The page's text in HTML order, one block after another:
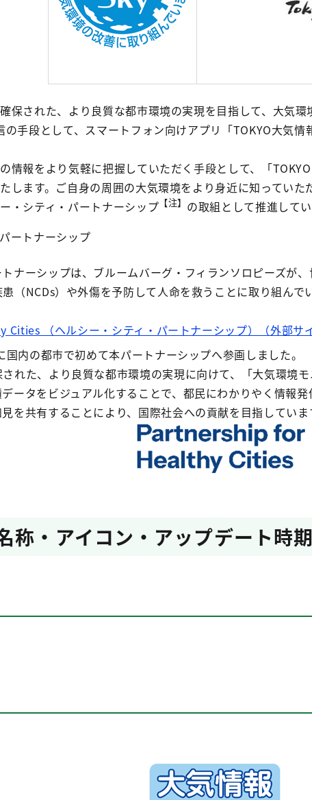
保された、より良質な都市環境の実現を目指して、大気
手段として、スマートフォン向けアプリ「TOKYO大気
情報をより気軽に把握していただく手段として、「
します。ご自身の周囲の大気環境をより身近に知ってい
・シティ・パートナーシップ 【注】 の取組として推進して
ートナーシップ
ナーシップは、ブルームバーグ・フィランソロピーズが
（NCDs）や外傷を予防して人命を救うことに取り組ん
（ヘルシー・シティ・パートナーシップ）（外部サ
内の都市で初めて本パートナーシップへ参画しました。
れた、より良質な都市環境の実現に向けて、「大気環境
ータをビジュアル化することで、都民にわかりやく情報
を共有することにより、国際社会への貢献を目指していま
・アイコン・アップデート時